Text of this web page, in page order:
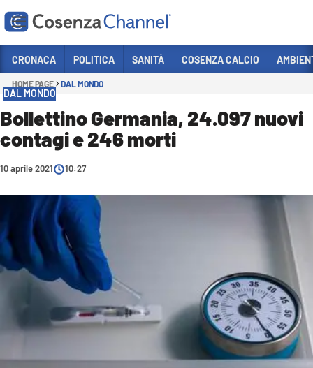
Sezioni
CRONACA
POLITICA
ITALIA MONDO
SANITÀ
SPORT
CULTURA
CRONACA POLITICA SANITÀ COSENZA CALCIO
HOME PAGE DAL MONDO
DAL MONDO
Bollettino Germania, 24.097 nuovi
contagi e 246 morti
10 aprile 2021 10:27